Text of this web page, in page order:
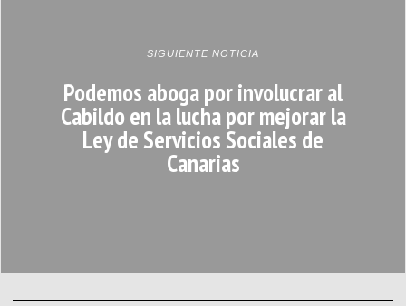
SIGUIENTE NOTICIA
Podemos aboga por involucrar al
Cabildo en la lucha por mejorar la
Ley de Servicios Sociales de
Canarias